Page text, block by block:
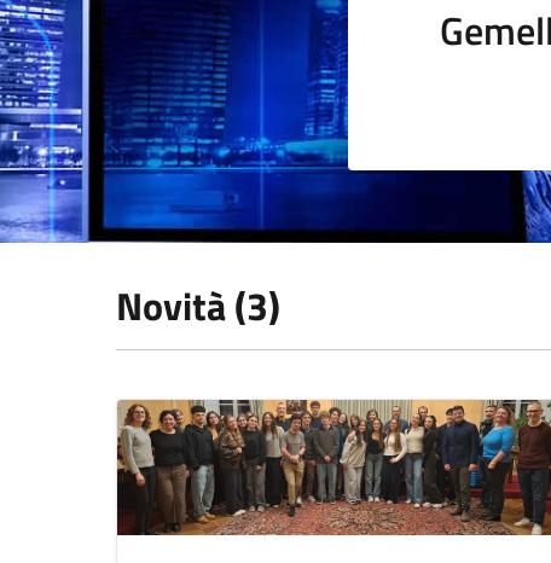
Novità (3)